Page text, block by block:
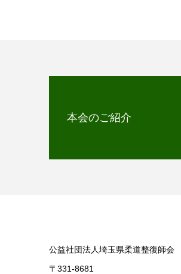
本会のご紹介
公益社団法人埼玉県柔道整復師会
〒331-8681